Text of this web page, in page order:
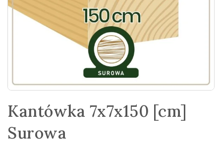
Kantówka 7x7x150 [cm]
Surowa